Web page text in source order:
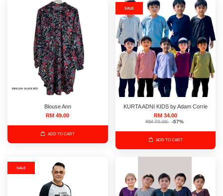
Blouse Ann
RM 49.00
ADD TO CART
SALE
KURTA ADNI KIDS by Adam Corrie
RM 34.00
RM 79.00 -57%
ADD TO CART
SALE